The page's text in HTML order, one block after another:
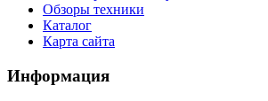
Обзоры техники
Каталог
Карта сайта
Информация